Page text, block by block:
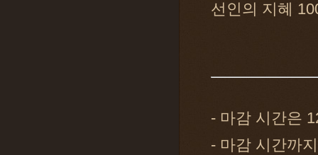
선인의 지혜
- 마감 시간은
- 마감 시간까